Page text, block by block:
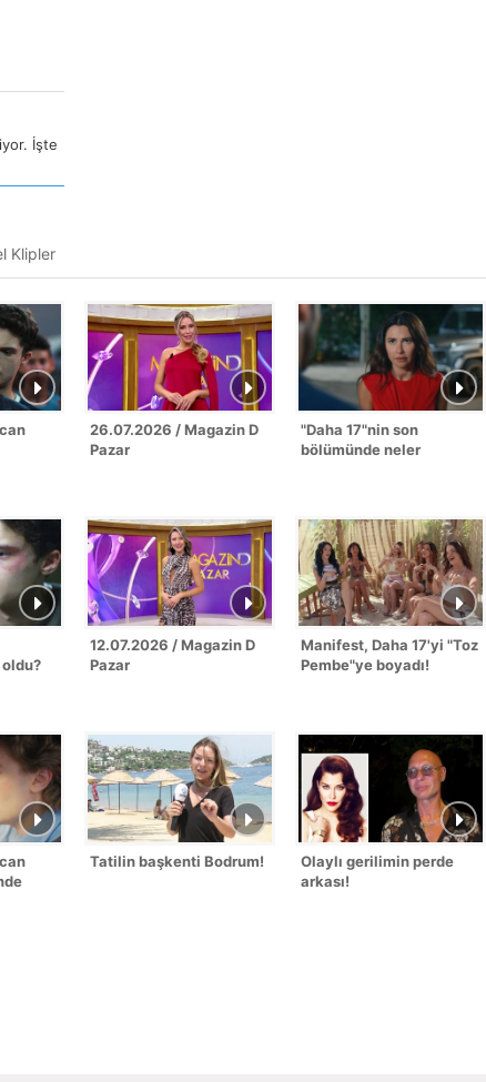
İşte
Klipler
26.07.2026 / Magazin D
Pazar
"Daha 17"nin son
bölümünde neler
12.07.2026 / Magazin D
Pazar
Manifest, Daha 17'yi "Toz
Pembe"ye boyadı!
Tatilin başkenti Bodrum!
Olaylı gerilimin perde
arkası!